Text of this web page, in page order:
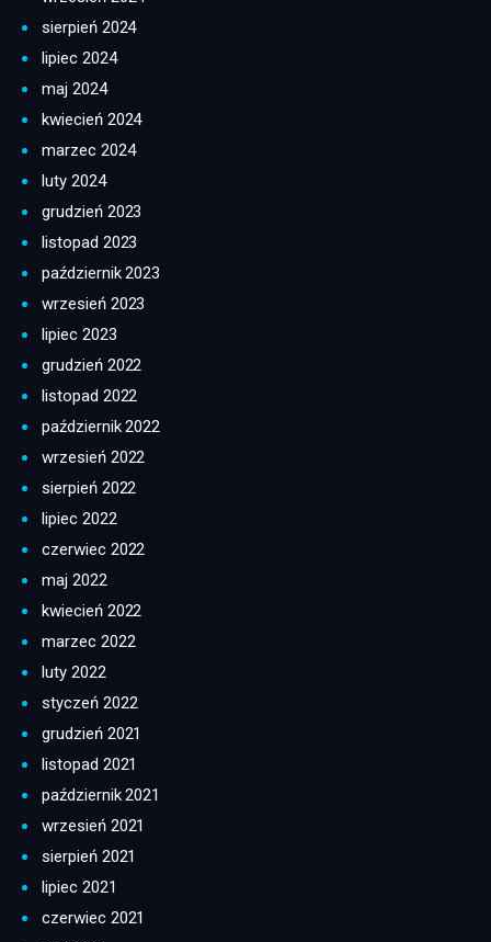
sierpień 2024
lipiec 2024
maj 2024
kwiecień 2024
marzec 2024
luty 2024
grudzień 2023
listopad 2023
październik 2023
wrzesień 2023
lipiec 2023
grudzień 2022
listopad 2022
październik 2022
wrzesień 2022
sierpień 2022
lipiec 2022
czerwiec 2022
maj 2022
kwiecień 2022
marzec 2022
luty 2022
styczeń 2022
grudzień 2021
listopad 2021
październik 2021
wrzesień 2021
sierpień 2021
lipiec 2021
czerwiec 2021